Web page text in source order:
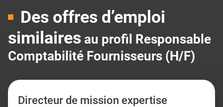
Des offres d’emploi
similaires au profil Responsable
Comptabilité Fournisseurs (H/F)
Directeur de mission expertise